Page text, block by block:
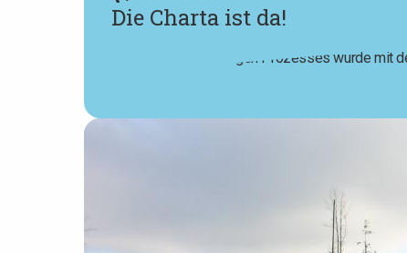
Die Charta ist da!
Der Beginn eines langen Prozesses wurde mit